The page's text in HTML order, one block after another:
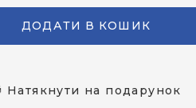
ДОДАТИ В КОШИК
Натякнути на подарунок